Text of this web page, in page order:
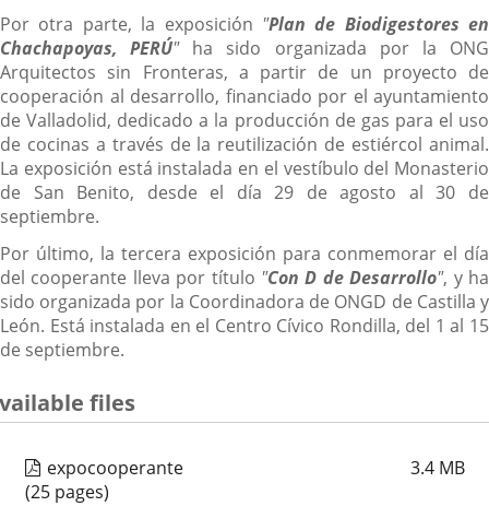
Por otra parte, la exposición "Plan de Biodigestores en
Chachapoyas, PERÚ"ha sido organizada por la ONG
Arquitectos sin Fronteras, a partir de un proyecto de
cooperación al desarrollo, financiado por el ayuntamiento
de Valladolid, dedicado a la producción de gas para el uso
de cocinas a través de la reutilización de estiércol animal.
La exposición está instalada en el vestíbulo del Monasterio
de San Benito, desde el día 29 de agosto al 30 de
septiembre.
Por último, la tercera exposición para conmemorar el día
del cooperante lleva por título "Con D de Desarrollo", y ha
sido organizada por la Coordinadora de ONGD de Castilla y
León. Está instalada en el Centro Cívico Rondilla, del 1 al 15
de septiembre.
files
expocooperante 3.4 MB
(25 pages)